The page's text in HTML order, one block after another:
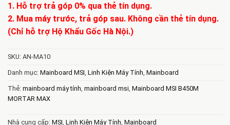
1. Hỗ trợ trả góp 0% qua thẻ tín dụng.
2. Mua máy trước, trả góp sau. Không cần thẻ tín dụng.
(Chỉ hỗ trợ Hộ Khẩu Gốc Hà Nội.)
SKU: AN-MA10
Danh mục: Mainboard MSI, Linh Kiện Máy Tính, Mainboard
Thẻ: mainboard máy tính, mainboard msi, Mainboard MSI B450M
MORTAR MAX
Nhà cung cấp: MSI, Linh Kiện Máy Tính, Mainboard